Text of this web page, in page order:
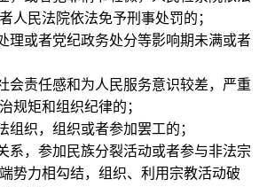
人民法院依法免予刑事处罚的；
理或者党纪政务处分等影响期未满或者
会责任感和为人民服务意识较差，严重
规矩和组织纪律的；
组织，组织或者参加罢工的；
系，参加民族分裂活动或者参与非法宗
势力相勾结，组织、利用宗教活动破